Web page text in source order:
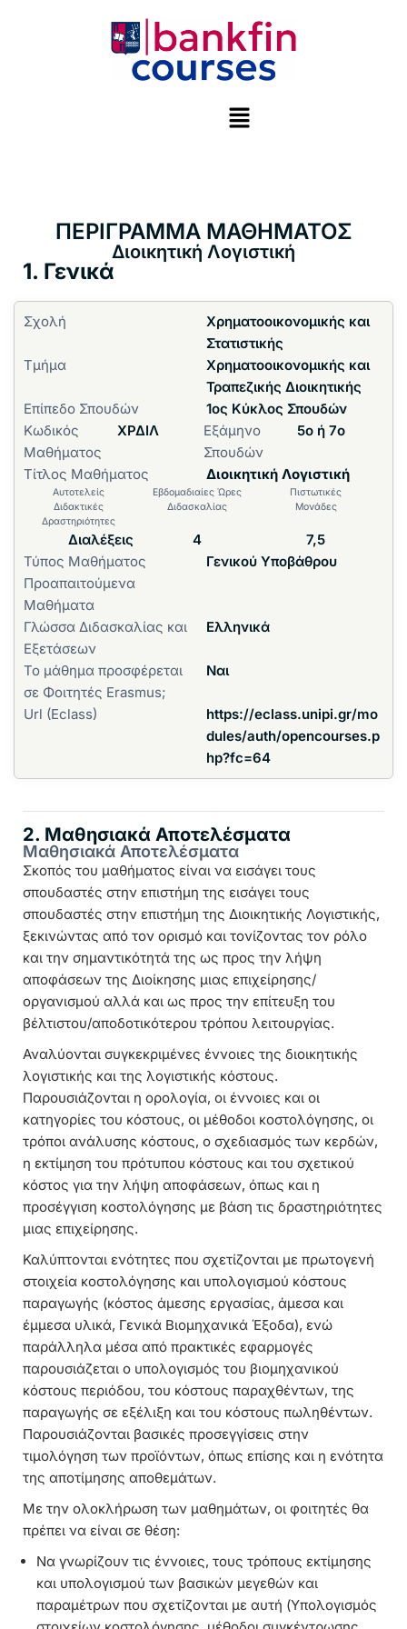
ΠΕΡΙΓΡΑΜΜΑ ΜΑΘΗΜΑΤΟΣ
Διοικητική Λογιστική
1. Γενικά
Σχολή
Χρηματοοικονομικής και
Στατιστικής
Τμήμα
Χρηματοοικονομικής και
Τραπεζικής Διοικητικής
Επίπεδο Σπουδών
1ος Κύκλος Σπουδών
Κωδικός
Μαθήματος
ΧΡΔΙΛ
Εξάμηνο
Σπουδών
5ο ή 7ο
Τίτλος Μαθήματος Διοικητική Λογιστική
Αυτοτελείς
Διδακτικές
Δραστηριότητες
Εβδομαδιαίες Ώρες
Διδασκαλίας
Πιστωτικές
Μονάδες
Διαλέξεις 4
7,5
Τύπος Μαθήματος
Γενικού Υποβάθρου
Προαπαιτούμενα
Μαθήματα
Γλώσσα Διδασκαλίας και
Εξετάσεων
Ελληνικά
Το μάθημα προσφέρεται
σε Φοιτητές Erasmus;
Ναι
Url (Eclass)
https://eclass.unipi.gr/mo
dules/auth/opencourses.p
hp?fc=64
2. Μαθησιακά Αποτελέσματα
Μαθησιακά Αποτελέσματα
Σκοπός του μαθήματος είναι να εισάγει τους
σπουδαστές στην επιστήμη της εισάγει τους
σπουδαστές στην επιστήμη της Διοικητικής Λογιστικής,
ξεκινώντας από τον ορισμό και τονίζοντας τον ρόλο
και την σημαντικότητά της ως προς την λήψη
αποφάσεων της Διοίκησης μιας επιχείρησης/
οργανισμού αλλά και ως προς την επίτευξη του
βέλτιστου/αποδοτικότερου τρόπου λειτουργίας.
Αναλύονται συγκεκριμένες έννοιες της διοικητικής
λογιστικής και της λογιστικής κόστους.
Παρουσιάζονται η ορολογία, οι έννοιες και οι
κατηγορίες του κόστους, οι μέθοδοι κοστολόγησης, οι
τρόποι ανάλυσης κόστους, ο σχεδιασμός των κερδών,
η εκτίμηση του πρότυπου κόστους και του σχετικού
κόστος για την λήψη αποφάσεων, όπως και η
προσέγγιση κοστολόγησης με βάση τις δραστηριότητες
μιας επιχείρησης.
Καλύπτονται ενότητες που σχετίζονται με πρωτογενή
στοιχεία κοστολόγησης και υπολογισμού κόστους
παραγωγής (κόστος άμεσης εργασίας, άμεσα και
έμμεσα υλικά, Γενικά Βιομηχανικά Έξοδα), ενώ
παράλληλα μέσα από πρακτικές εφαρμογές
παρουσιάζεται ο υπολογισμός του βιομηχανικού
κόστους περιόδου, του κόστους παραχθέντων, της
παραγωγής σε εξέλιξη και του κόστους πωληθέντων.
Παρουσιάζονται βασικές προσεγγίσεις στην
τιμολόγηση των προϊόντων, όπως επίσης και η ενότητα
της αποτίμησης αποθεμάτων.
Με την ολοκλήρωση των μαθημάτων, οι φοιτητές θα
πρέπει να είναι σε θέση:
Να γνωρίζουν τις έννοιες, τους τρόπους εκτίμησης
και υπολογισμού των βασικών μεγεθών και
παραμέτρων που σχετίζονται με αυτή (Υπολογισμός